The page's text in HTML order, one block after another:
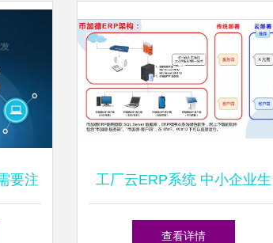
要注 工厂云ERP系统 中小企业生
产管理的智能化变革之路
查看详情